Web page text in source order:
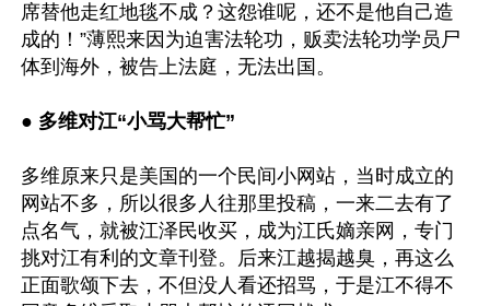
席替他走红地毯不成？这怨谁呢，还不是他自己造
成的！”薄熙来因为迫害法轮功，贩卖法轮功学员尸
体到海外，被告上法庭，无法出国。
● 多维对江“小骂大帮忙”
多维原来只是美国的一个民间小网站，当时成立的
网站不多，所以很多人往那里投稿，一来二去有了
点名气，就被江泽民收买，成为江氏嫡亲网，专门
挑对江有利的文章刊登。后来江越揭越臭，再这么
正面歌颂下去，不但没人看还招骂，于是江不得不